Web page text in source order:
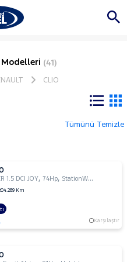
Modelleri (41)
CLIO
Tümünü Temizle
1.5 DCI JOY,74Hp, StationWagon
Km
Karşılaştır